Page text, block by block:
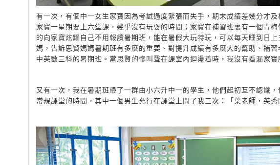
有一次，有個中一女生家寶因為考試過度緊張而失手，期末成績差幾分才
家寶一星期要上六堂課，幾乎沒有玩耍的時間；家寶在補習班裏有一個青
的向家寶炫耀自己不用報讀暑期班，能在暑假大玩特玩，可以每天睡到日
媽，告訴思賢媽媽暑期班有多麼的重要、對提升成績有多麼大的幫助、補
中英數三科的暑期班。當思賢的慘叫聲在課室內迴盪着時，我沒有看漏家寶
又有一次，我在暑期班帶了一群由小六升中一的學生，他們起初互不認識
常規課堂的時間，其中一個男生允行在課堂上問了我三次：「葉老師，英秀